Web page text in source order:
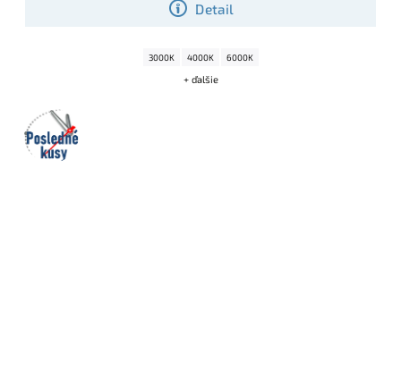
Detail
3000K 4000K 6000K
+ ďalšie
Posledné
kusy